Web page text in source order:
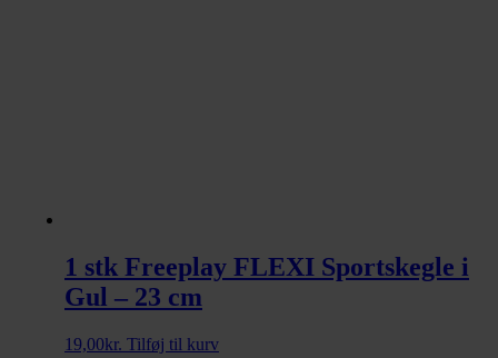
1 stk Freeplay FLEXI Sportskegle i
Gul – 23 cm
19,00kr. Tilføj til kurv